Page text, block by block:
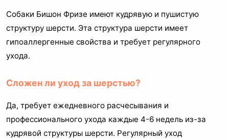
Собаки Бишон Фризе имеют кудрявую и пушистую
структуру шерсти. Эта структура шерсти имеет
гипоаллергенные свойства и требует регулярного
ухода.
Сложен ли уход за шерстью?
Да, требует ежедневного расчесывания и
профессионального ухода каждые 4-6 недель из-за
кудрявой структуры шерсти. Регулярный уход